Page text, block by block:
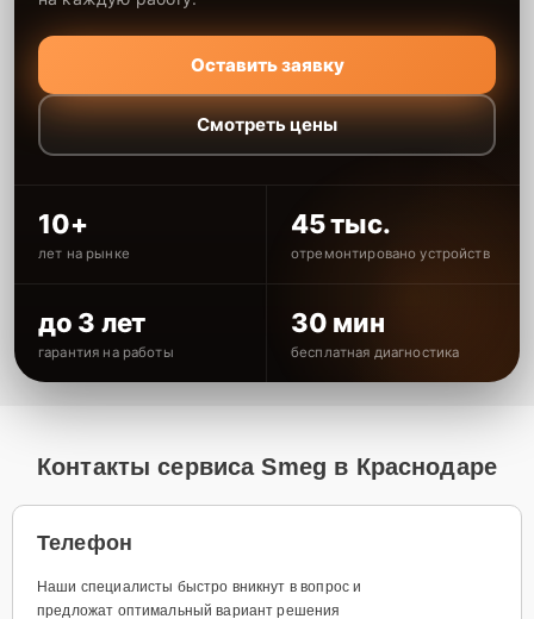
Оставить заявку
Смотреть цены
10+
лет на рынке
45 тыс.
отремонтировано устройств
до 3 лет
гарантия на работы
30 мин
бесплатная диагностика
Контакты сервиса Smeg в Краснодаре
Телефон
Наши специалисты быстро вникнут в вопрос и
предложат оптимальный вариант решения